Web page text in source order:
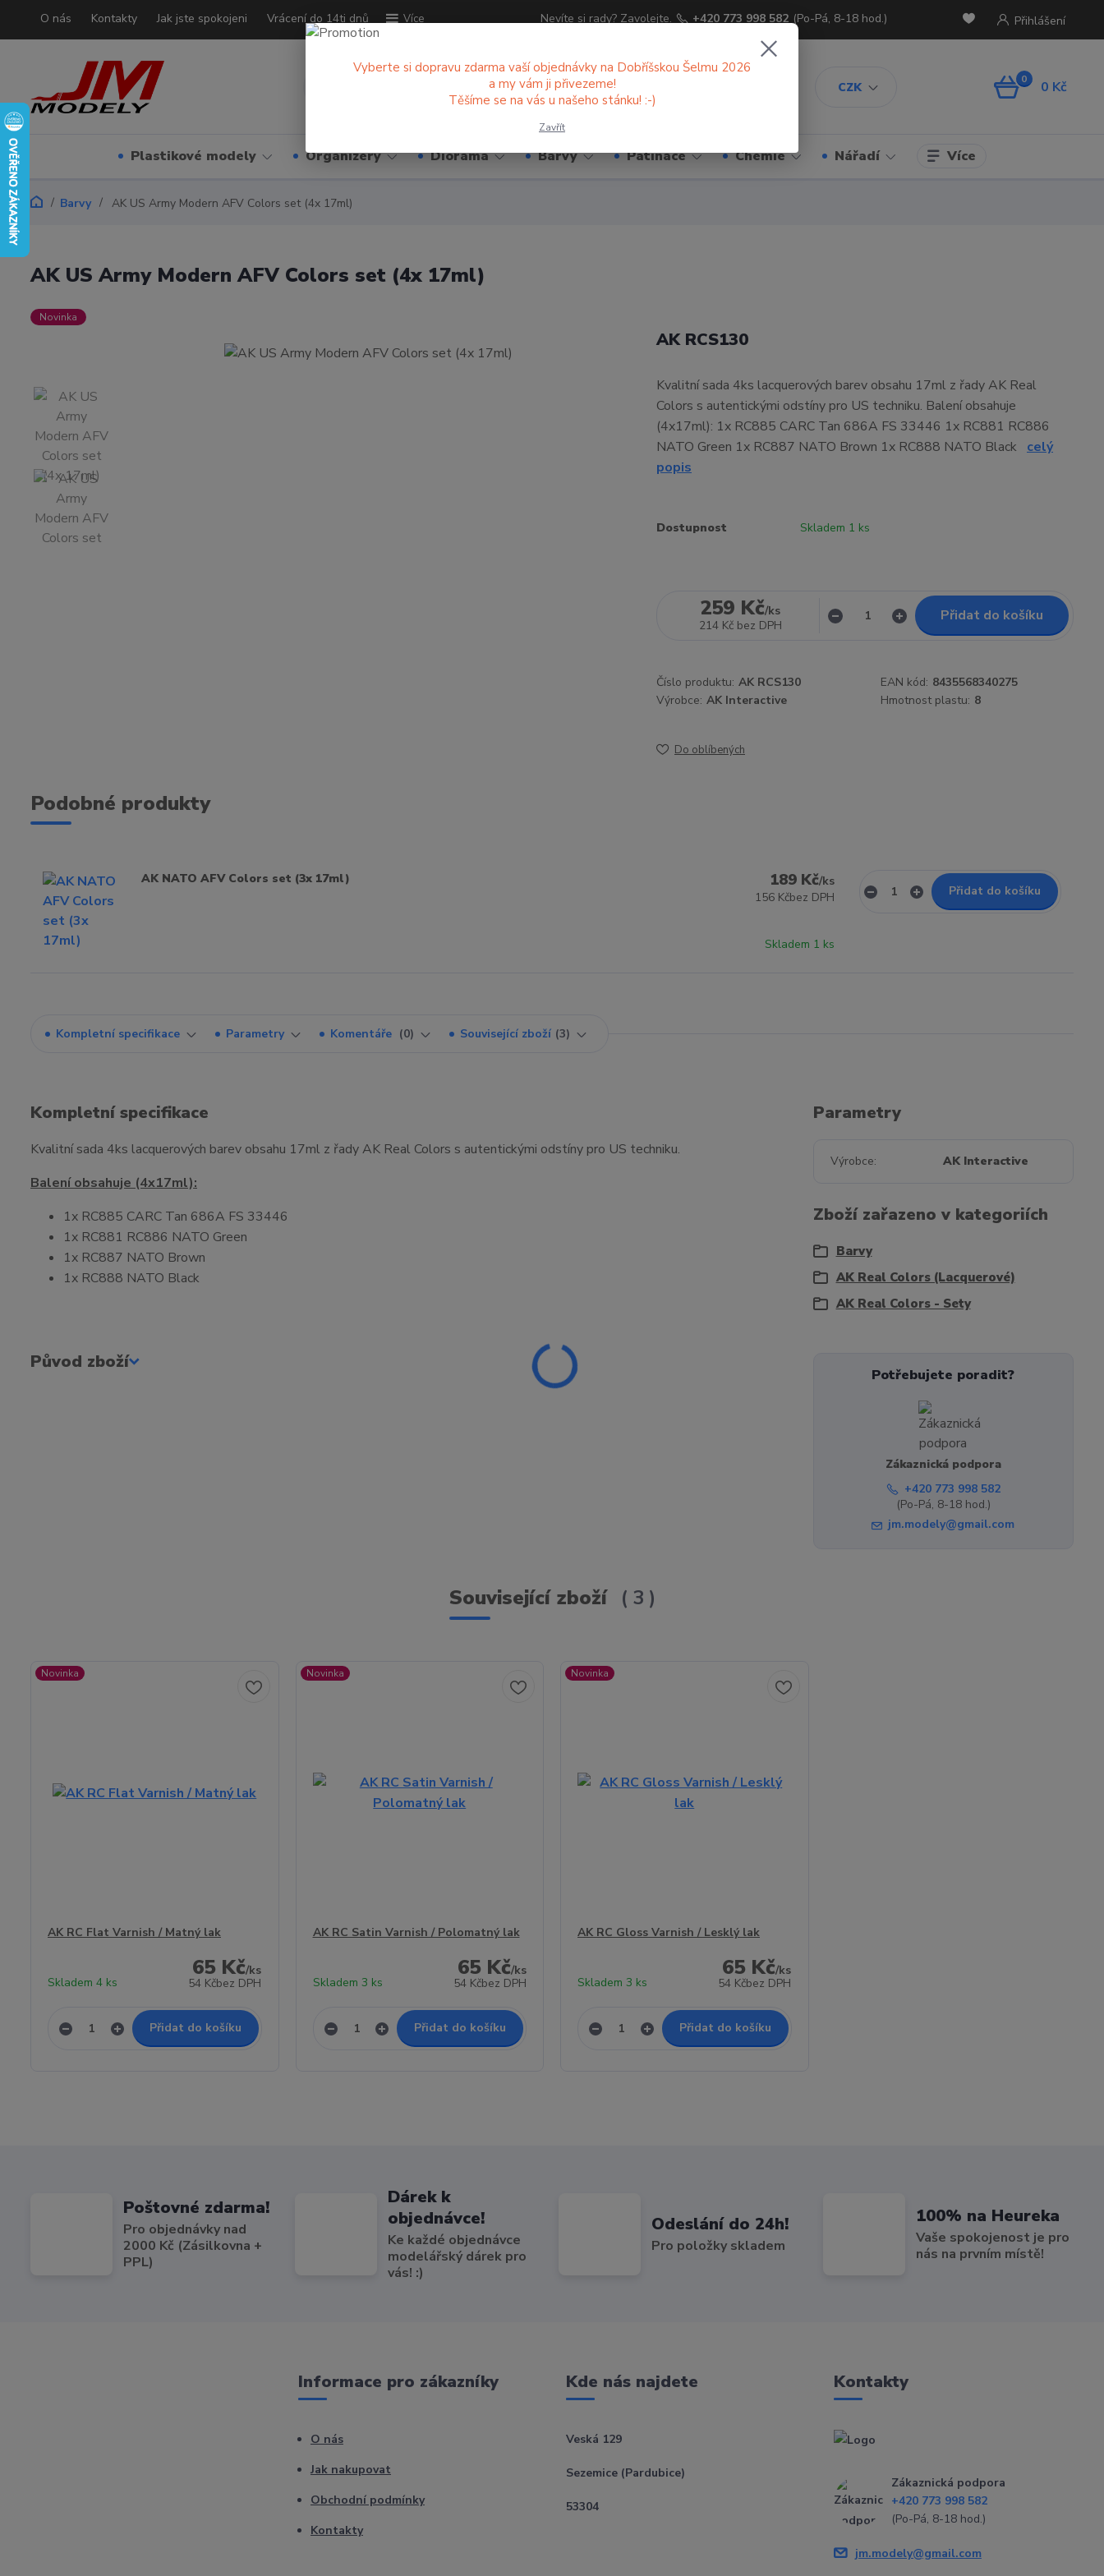
O nás Kontakty Jak jste spokojeni Vrácení do 14ti dnů Více
CZK
Přihlášení
Nevíte si rady? Zavolejte. +420 773 998 582 (Po-Pá, 8-18 hod.)
0 0 Kč
Plastikové modely Organizéry Diorama Barvy Patinace Chemie Nářadí Více
Barvy AK US Army Modern AFV Colors set (4x 17ml)
AK US Army Modern AFV Colors set (4x 17ml)
Novinka
AK RCS130
Kvalitní sada 4ks lacquerových barev obsahu 17ml z řady AK Real
Colors s autentickými odstíny pro US techniku. Balení obsahuje
(4x17ml): 1x RC885 CARC Tan 686A FS 33446 1x RC881 RC886
NATO Green 1x RC887 NATO Brown 1x RC888 NATO Black celý
popis
Dostupnost Skladem 1 ks
259 Kč/ks
214 Kč bez DPH
Přidat do košíku
Číslo produktu: AK RCS130 EAN kód: 8435568340275
Výrobce: AK Interactive Hmotnost plastu: 8
Do oblíbených
Podobné produkty
AK NATO AFV Colors set (3x 17ml) 189 Kč/ks
156 Kčbez DPH
Skladem 1 ks
Přidat do košíku
Kompletní specifikace Parametry Komentáře 0 Související zboží 3
Kompletní specifikace
Kvalitní sada 4ks lacquerových barev obsahu 17ml z řady AK Real Colors s autentickými odstíny pro US techniku.
Balení obsahuje (4x17ml):
1x RC885 CARC Tan 686A FS 33446
1x RC881 RC886 NATO Green
1x RC887 NATO Brown
1x RC888 NATO Black
Původ zboží
Parametry
Výrobce AK Interactive
Zboží zařazeno v kategoriích
Barvy
AK Real Colors (Lacquerové)
AK Real Colors - Sety
Potřebujete poradit?
Zákaznická podpora
+420 773 998 582
(Po-Pá, 8-18 hod.)
jm.modely@gmail.com
Související zboží 3
Novinka
AK RC Flat Varnish / Matný lak
65 Kč/ks
54 Kčbez DPH
Skladem 4 ks
Přidat do košíku
Novinka
AK RC Satin Varnish / Polomatný lak
65 Kč/ks
54 Kčbez DPH
Skladem 3 ks
Přidat do košíku
Novinka
AK RC Gloss Varnish / Lesklý lak
65 Kč/ks
54 Kčbez DPH
Skladem 3 ks
Přidat do košíku
Poštovné zdarma!
Pro objednávky nad
2000 Kč (Zásilkovna +
PPL)
Dárek k
objednávce!
Ke každé objednávce
modelářský dárek pro
vás! :)
Odeslání do 24h!
Pro položky skladem
100% na Heureka
Vaše spokojenost je pro
nás na prvním místě!
Informace pro zákazníky
O nás
Jak nakupovat
Obchodní podmínky
Kontakty
Kde nás najdete
Veská 129
Sezemice (Pardubice)
53304
Kontakty
Zákaznická podpora
+420 773 998 582
(Po-Pá, 8-18 hod.)
jm.modely@gmail.com
Vyberte si dopravu zdarma vaší objednávky na Dobříšskou Šelmu 2026
a my vám ji přivezeme!
Těšíme se na vás u našeho stánku! :-)
Zavřít